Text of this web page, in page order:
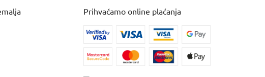
Prihvaćamo online plaćanja